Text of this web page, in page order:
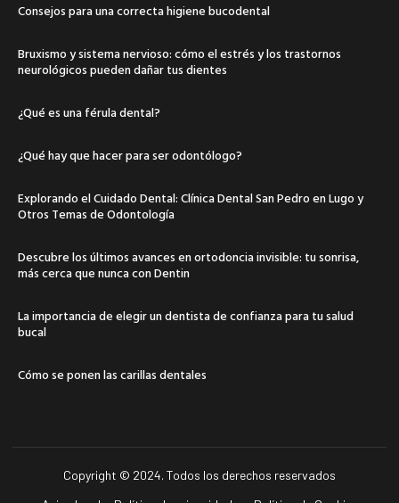
Consejos para una correcta higiene bucodental
Bruxismo y sistema nervioso: cómo el estrés y los trastornos
neurológicos pueden dañar tus dientes
¿Qué es una férula dental?
¿Qué hay que hacer para ser odontólogo?
Explorando el Cuidado Dental: Clínica Dental San Pedro en Lugo y
Otros Temas de Odontología
Descubre los últimos avances en ortodoncia invisible: tu sonrisa,
más cerca que nunca con Dentin
La importancia de elegir un dentista de confianza para tu salud
bucal
Cómo se ponen las carillas dentales
Copyright © 2024. Todos los derechos reservados